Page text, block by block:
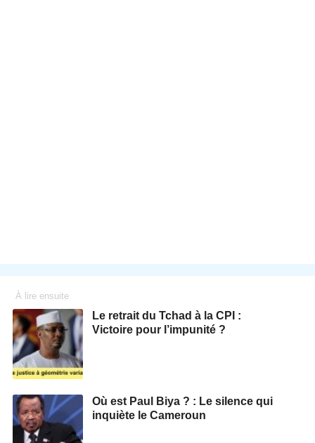
À lire ensuite
Le retrait du Tchad à la CPI :
Victoire pour l’impunité ?
Où est Paul Biya ? : Le silence qui
inquiète le Cameroun